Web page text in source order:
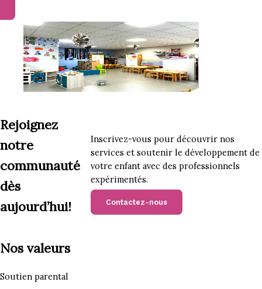
Rejoignez
notre
communauté
dès
aujourd’hui!
Inscrivez-vous pour découvrir nos
services et soutenir le développement de
votre enfant avec des professionnels
expérimentés.
Contactez-nous
Nos valeurs
Soutien parental